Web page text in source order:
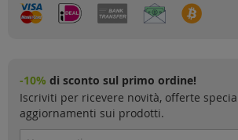
-10% di sconto sul primo ordine!
Iscriviti per ricevere novità, offerte
aggiornamenti sui prodotti.